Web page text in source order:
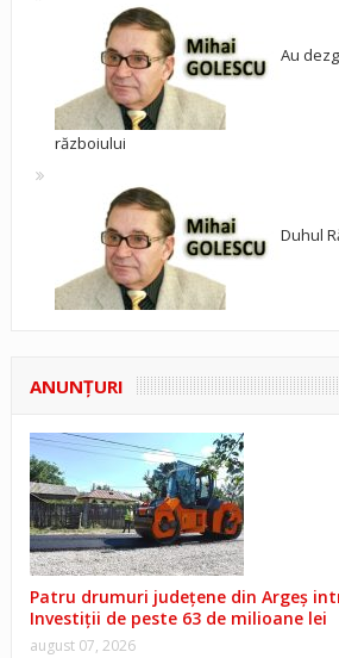
Au
războiului
Duhul
ANUNŢURI
Patru drumuri județene din Argeș
Investiții de peste 63 de milioane lei
august 07, 2026